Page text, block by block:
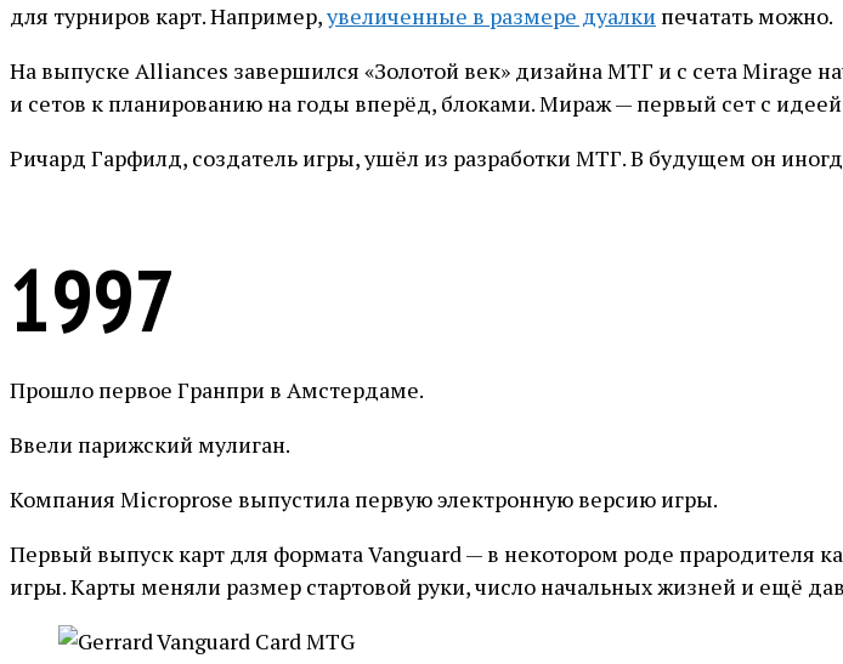
для турниров карт. Например,увеличенные в размере дуалки печатать можно.
На выпуске Alliances завершился «Золотой век» дизайна МТГ и с сета Mirage
и сетов к планированию на годы вперёд, блоками. Мираж — первый сет с
Ричард Гарфилд, создатель игры, ушёл из разработки МТГ. В будущем он
1997
Прошло первое Гранпри в Амстердаме.
Ввели парижский мулиган.
Компания Microprose выпустила первую электронную версию игры.
Первый выпуск карт для формата Vanguard — в некотором роде прародителя
игры. Карты меняли размер стартовой руки, число начальных жизней и ещё